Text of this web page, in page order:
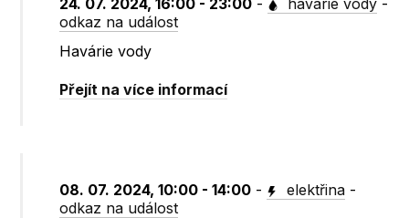
24. 07. 2024, 16:00 - 23:00 - havárie vody -
odkaz na událost
Havárie vody
Přejít na více informací
08. 07. 2024, 10:00 - 14:00 - elektřina -
odkaz na událost